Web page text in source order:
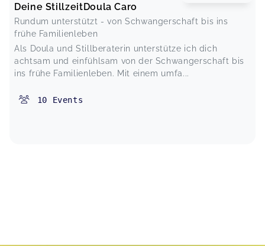
Deine StillzeitDoula Caro
Rundum unterstützt - von Schwangerschaft bis ins
frühe Familienleben
Als Doula und Stillberaterin unterstütze ich dich
achtsam und einfühlsam von der Schwangerschaft bis
ins frühe Familienleben. Mit einem umfa...
10 Events